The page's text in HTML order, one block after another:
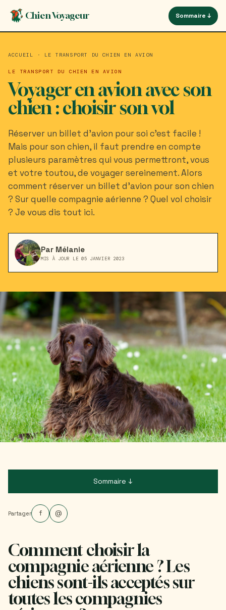
contenu
Chien Voyageur Sommaire ↓
ACCUEIL · LE TRANSPORT DU CHIEN EN AVION
LE TRANSPORT DU CHIEN EN AVION
Voyager en avion avec son
chien : choisir son vol
Réserver un billet d'avion pour soi c'est facile !
Mais pour son chien, il faut prendre en compte
plusieurs paramètres qui vous permettront, vous
et votre toutou, de voyager sereinement. Alors
comment réserver un billet d'avion pour son chien
? Sur quelle compagnie aérienne ? Quel vol choisir
? Je vous dis tout ici.
Par Mélanie
MIS À JOUR LE 05 JANVIER 2023
Sommaire ↓
Partager f @
Comment choisir la
compagnie aérienne ? Les
chiens sont-ils acceptés sur
toutes les compagnies